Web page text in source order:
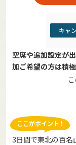
キャ
空席や追加設定が
加ご希望の方は積
3日間で東北の百名